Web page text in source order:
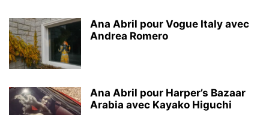
Ana Abril pour Vogue Italy avec
Andrea Romero
Ana Abril pour Harper’s Bazaar
Arabia avec Kayako Higuchi